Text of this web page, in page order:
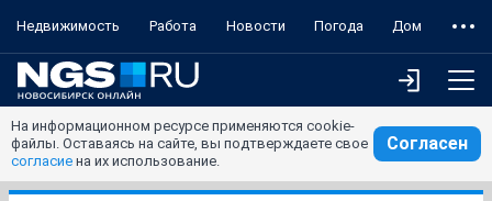
Недвижимость Работа Новости Погода Дом
На информационном ресурсе применяются cookie-
файлы. Оставаясь на сайте, вы подтверждаете свое
согласие на их использование.
Согласен